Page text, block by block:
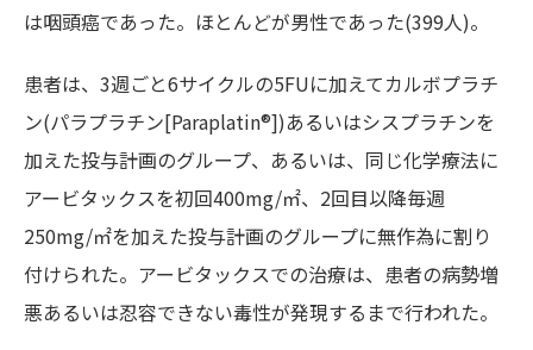
は咽頭癌であった。ほとんどが男性であった(399人)。
患者は、3週ごと6サイクルの5FUに加えてカルボプラチ
ン(パラプラチン[Paraplatin®])あるいはシスプラチンを
加えた投与計画のグループ、あるいは、同じ化学療法に
アービタックスを初回400mg/㎡、2回目以降毎週
250mg/㎡を加えた投与計画のグループに無作為に割り
付けられた。アービタックスでの治療は、患者の病勢増
悪あるいは忍容できない毒性が発現するまで行われた。